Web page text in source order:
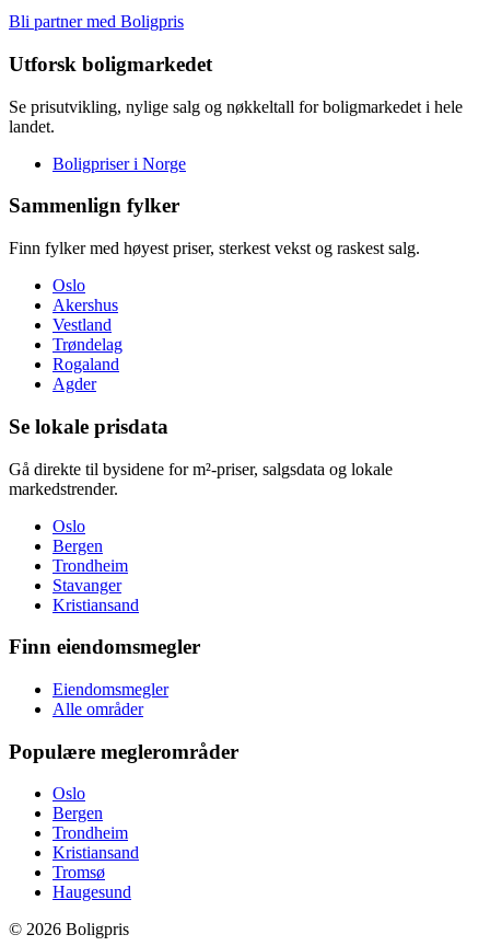
Bli partner med Boligpris
Utforsk boligmarkedet
Se prisutvikling, nylige salg og nøkkeltall for boligmarkedet i hele
landet.
Boligpriser i Norge
Sammenlign fylker
Finn fylker med høyest priser, sterkest vekst og raskest salg.
Oslo
Akershus
Vestland
Trøndelag
Rogaland
Agder
Se lokale prisdata
Gå direkte til bysidene for m²-priser, salgsdata og lokale
markedstrender.
Oslo
Bergen
Trondheim
Stavanger
Kristiansand
Finn eiendomsmegler
Eiendomsmegler
Alle områder
Populære meglerområder
Oslo
Bergen
Trondheim
Kristiansand
Tromsø
Haugesund
© 2026 Boligpris